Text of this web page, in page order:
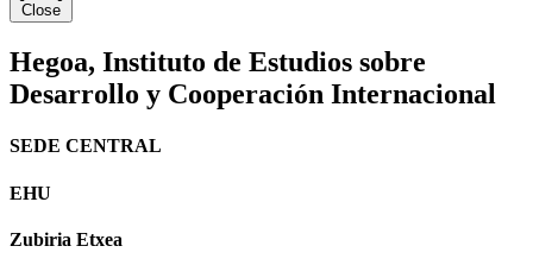
Close
Hegoa, Instituto de Estudios sobre
Desarrollo y Cooperación Internacional
SEDE CENTRAL
EHU
Zubiria Etxea